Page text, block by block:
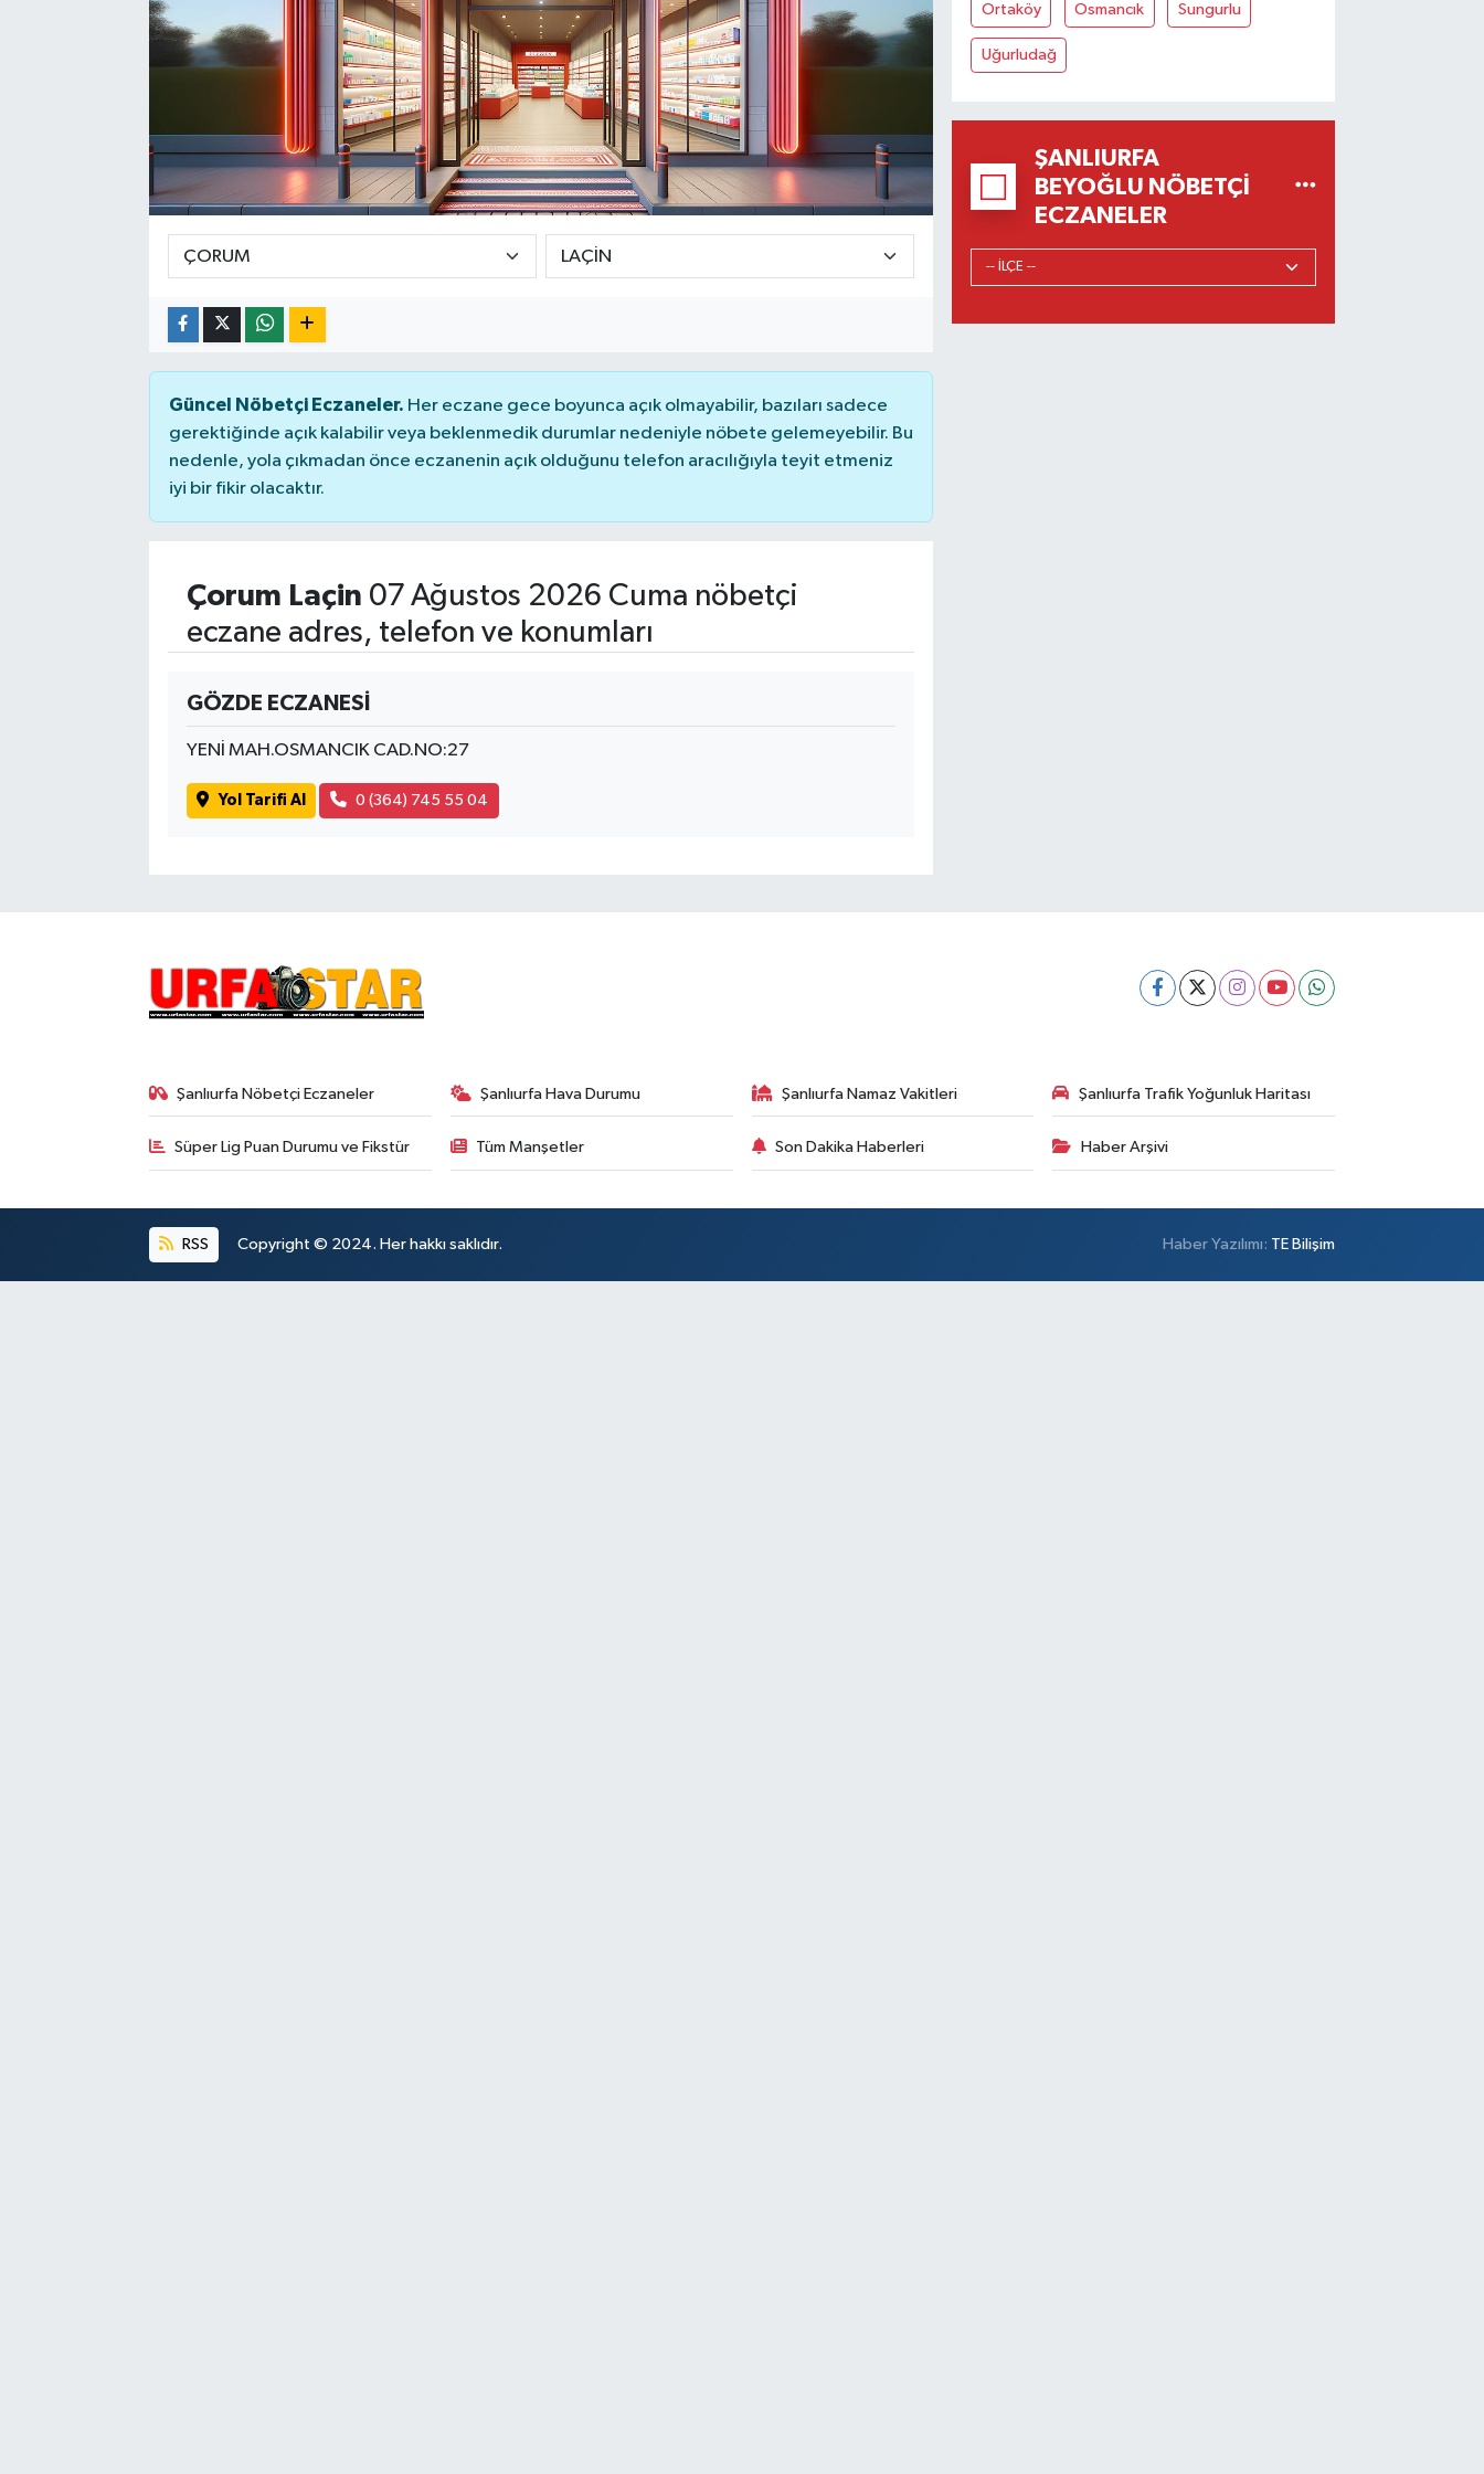
Güncel Nöbetçi Eczaneler. Her eczane gece boyunca açık olmayabilir, bazıları sadece
gerektiğinde açık kalabilir veya beklenmedik durumlar nedeniyle nöbete gelemeyebilir. Bu
nedenle, yola çıkmadan önce eczanenin açık olduğunu telefon aracılığıyla teyit etmeniz
iyi bir fikir olacaktır.
Çorum Laçin 07 Ağustos 2026 Cuma nöbetçi
eczane adres, telefon ve konumları
GÖZDE ECZANESİ
YENİ MAH.OSMANCIK CAD.NO:27
Yol Tarifi Al 0 (364) 745 55 04
Ortaköy Osmancık Sungurlu
Uğurludağ
ŞANLIURFA
BEYOĞLU NÖBETÇI
ECZANELER
Şanlıurfa Nöbetçi Eczaneler Şanlıurfa Hava Durumu Şanlıurfa Namaz Vakitleri Şanlıurfa Trafik Yoğunluk Haritası
Süper Lig Puan Durumu ve Fikstür Tüm Manşetler Son Dakika Haberleri Haber Arşivi
RSS Copyright © 2024. Her hakkı saklıdır. Haber Yazılımı: TE Bilişim